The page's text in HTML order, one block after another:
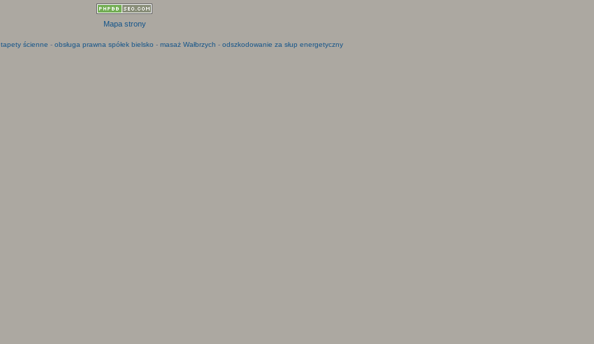
Mapa strony
tapety ścienne - obsługa prawna spółek bielsko - masaż Wałbrzych - odszkodowanie za słup energetyczny